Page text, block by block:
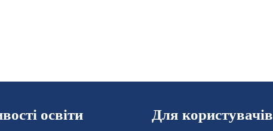
освіти Для користувачів